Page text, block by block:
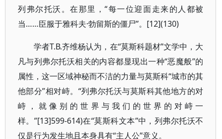
列弗尔托沃。在那里，“每一位迎面走来的人都被
当……臣服于雅科夫·勃留斯的僵尸”。[12](130)
学者Т.В.齐维杨认为，在“莫斯科题材”文学中，大
凡与列弗尔托沃相关的内容都显现出一种“恶魔般”的
属性，这一区域神秘而不洁的力量与莫斯科“城市的其
他部分”相对峙。“列弗尔托沃与莫斯科其他地方的对
峙，就像别的世界与我们的世界的对峙一
样。”[13]599-614)在“莫斯科文本”中，列弗尔托沃不
仅是行为发生地且本身具有“主人公”意义。